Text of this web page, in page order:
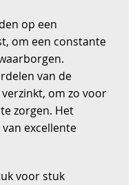
op een
om een constante
van de
om zo voor
zorgen. Het
excellente
voor stuk